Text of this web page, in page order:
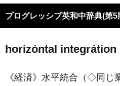
プログレッシブ英和中辞典(第5
horizóntal integrátion
《経済》 水平統合（◇同じ